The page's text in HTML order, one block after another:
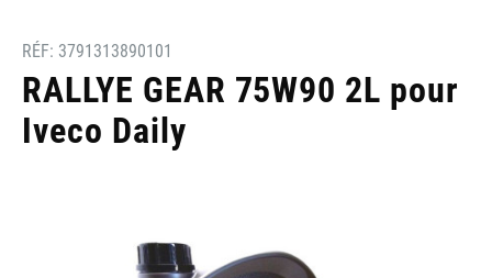
RÉF: 3791313890101
RALLYE GEAR 75W90 2L pour
Iveco Daily